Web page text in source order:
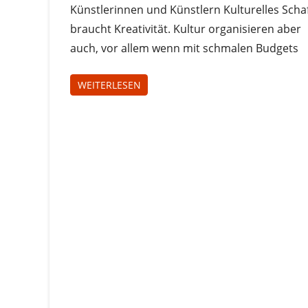
Künstlerinnen und Künstlern Kulturelles
braucht Kreativität. Kultur organisieren aber
auch, vor allem wenn mit schmalen Budgets
WEITERLESEN